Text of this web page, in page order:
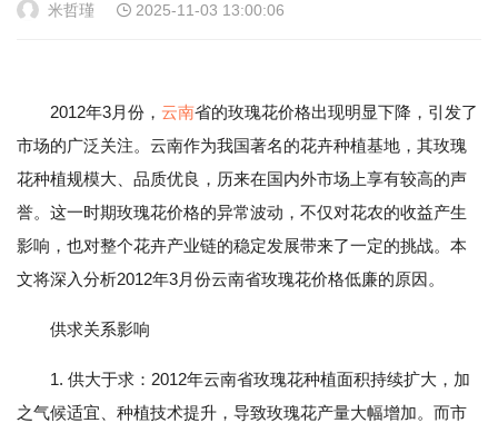
米哲瑾 2025-11-03 13:00:06
2012年3月份， 云南省的玫瑰花价格出现明显下降，引发了
市场的广泛关注。云南作为我国著名的花卉种植基地，其玫瑰
花种植规模大、品质优良，历来在国内外市场上享有较高的声
誉。这一时期玫瑰花价格的异常波动，不仅对花农的收益产生
影响，也对整个花卉产业链的稳定发展带来了一定的挑战。本
文将深入分析2012年3月份云南省玫瑰花价格低廉的原因。
供求关系影响
1. 供大于求：2012年云南省玫瑰花种植面积持续扩大，加
之气候适宜、种植技术提升，导致玫瑰花产量大幅增加。而市